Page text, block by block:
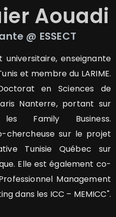
Aouadi
@ ESSECT
universitaire, enseignante
et membre du LARIME.
en Sciences de
Nanterre, portant sur
Family Business.
chercheuse sur le projet
Tunisie Québec sur
Elle est également co-
Management
dans les ICC – MEMICC".